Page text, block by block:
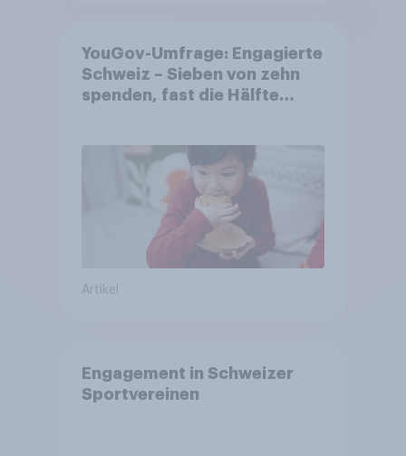
YouGov-Umfrage: Engagierte
Schweiz – Sieben von zehn
spenden, fast die Hälfte
Artikel
Engagement in Schweizer
Sportvereinen